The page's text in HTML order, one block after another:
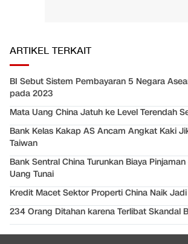
ARTIKEL TERKAIT
BI Sebut Sistem Pembayaran 5 Negara
pada 2023
Mata Uang China Jatuh ke Level Terendah
Bank Kelas Kakap AS Ancam Angkat Kaki
Taiwan
Bank Sentral China Turunkan Biaya
Uang Tunai
Kredit Macet Sektor Properti China Naik
234 Orang Ditahan karena Terlibat Skandal